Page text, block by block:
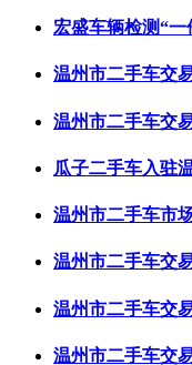
宏盛车辆检测“
温州市二手车交
温州市二手车交
瓜子二手车入驻
温州市二手车市
温州市二手车交
温州市二手车交
温州市二手车交